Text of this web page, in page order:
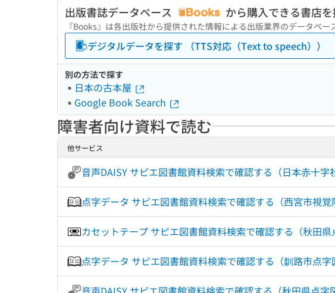
出版書誌データベース から購入できる書店
『Books』は各出版社から提供された情報による出版業界のデータベ
デジタルデータを探す （TTS対応（Text to speech））
別の方法で探す
日本の古本屋
Google Book Search
障害者向け資料で読む
他サービス
音声DAISY サピエ図書館資料検索で確認する（日本赤十字
点字データ サピエ図書館資料検索で確認する（西宮市視覚
カセットテープ サピエ図書館資料検索で確認する（秋田県
点字データ サピエ図書館資料検索で確認する（釧路市点字